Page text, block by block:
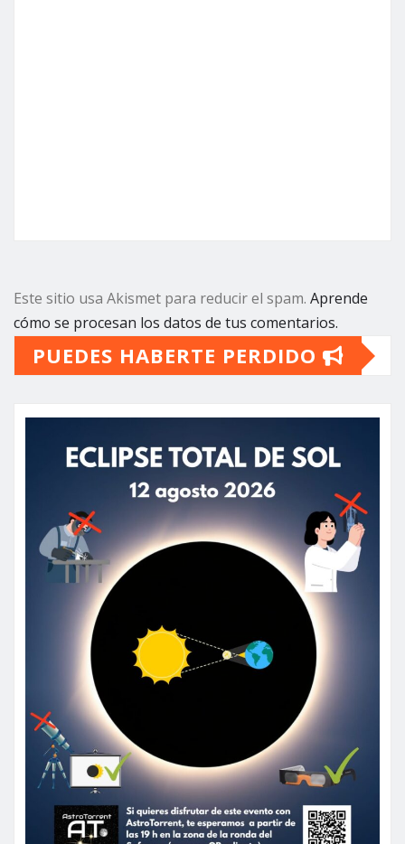
Este sitio usa Akismet para reducir el spam. Aprende
cómo se procesan los datos de tus comentarios.
PUEDES HABERTE PERDIDO